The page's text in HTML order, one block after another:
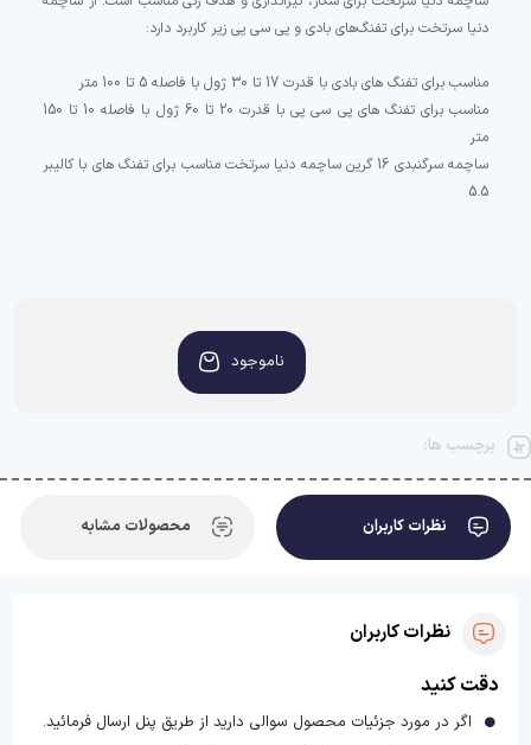
مناسب برای تفنگ های پی سی پی با قدرت 20 تا 60 ژول با فاصله 10 تا 150
ساچمه سرگنبدی 16 گرین ساچمه دنیا سرتخت مناسب برای تفنگ های با کالیبر
5.5
ناموجود
برچسب ها:
نظرات کاربران محصولات مشابه
نظرات کاربران
دقت کنید
اگر در مورد جزئیات محصول سوالی دارید از طریق پنل ارسال فرمائید.